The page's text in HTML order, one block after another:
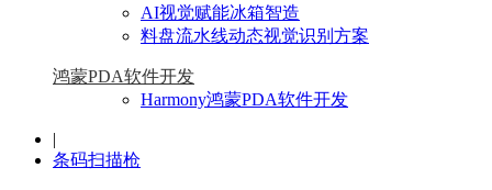
AI视觉赋能冰箱智造
料盘流水线动态视觉识别方案
鸿蒙PDA软件开发
Harmony鸿蒙PDA软件开发
|
条码扫描枪